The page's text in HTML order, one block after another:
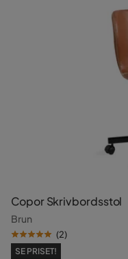
Copor Skrivbordsstol
Brun
(2)
SE PRISET!